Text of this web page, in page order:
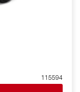
115594